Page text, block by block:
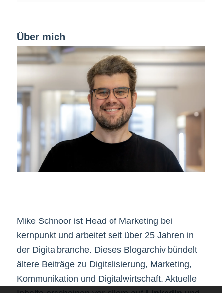
Über mich
Mike Schnoor ist Head of Marketing bei
kernpunkt und arbeitet seit über 25 Jahren in
der Digitalbranche. Dieses Blogarchiv bündelt
ältere Beiträge zu Digitalisierung, Marketing,
Kommunikation und Digitalwirtschaft. Aktuelle